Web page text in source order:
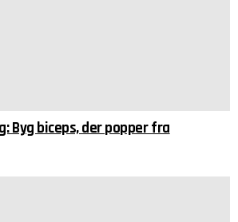
Byg biceps, der popper fra